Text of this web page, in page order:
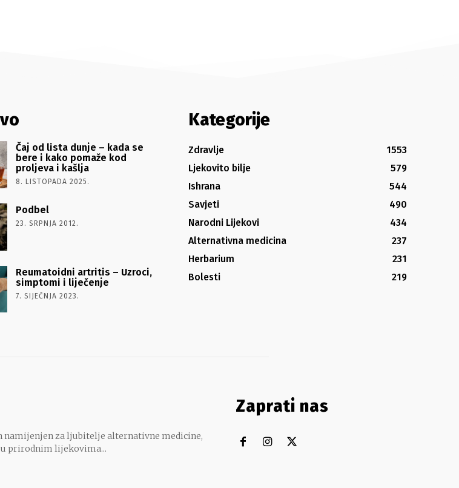
Čaj od lista dunje – kada se
bere i kako pomaže kod
proljeva i kašlja
8. LISTOPADA 2025.
Podbel
23. SRPNJA 2012.
Reumatoidni artritis – Uzroci,
simptomi i liječenje
7. SIJEČNJA 2023.
Kategorije
Zdravlje
1553
Ljekovito bilje
579
Ishrana
544
Savjeti
490
Narodni Lijekovi
434
Alternativna medicina
237
Herbarium
231
Bolesti
219
namijenjen za ljubitelje alternativne medicine,
prirodnim lijekovima...
Zaprati nas